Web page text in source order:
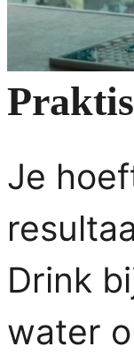
Je
Drink
water